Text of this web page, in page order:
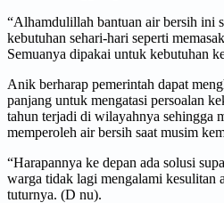
“Alhamdulillah bantuan air bersih ini
kebutuhan sehari-hari seperti
Semuanya dipakai untuk kebutuhan
Anik berharap pemerintah dapat
panjang untuk mengatasi persoalan
tahun terjadi di wilayahnya sehingga
memperoleh air bersih saat musim
“Harapannya ke depan ada solusi
warga tidak lagi mengalami kesulitan
tuturnya. (D nu).